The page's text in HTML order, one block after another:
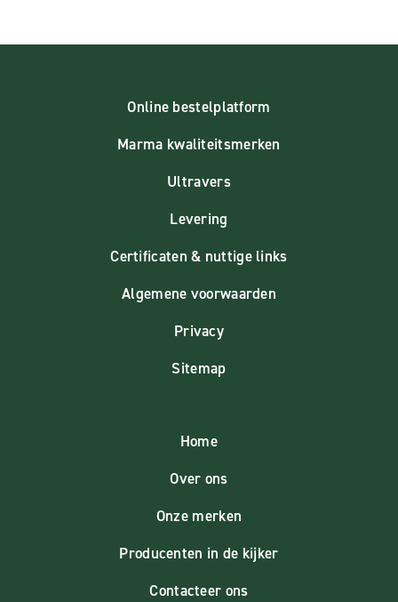
Online bestelplatform
Marma kwaliteitsmerken
Ultravers
Levering
Certificaten & nuttige links
Algemene voorwaarden
Privacy
Sitemap
Home
Over ons
Onze merken
Producenten in de kijker
Contacteer ons